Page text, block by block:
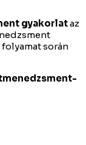
gyakorlataz
során